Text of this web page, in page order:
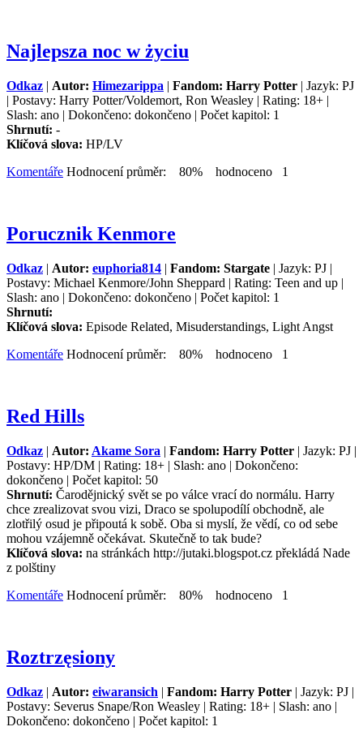
Najlepsza noc w życiu
Odkaz | Autor: Himezarippa | Fandom: Harry Potter | Jazyk: PJ
| Postavy: Harry Potter/Voldemort, Ron Weasley | Rating: 18+ |
Slash: ano | Dokončeno: dokončeno | Počet kapitol: 1
Shrnutí: -
Klíčová slova: HP/LV
Komentáře Hodnocení průměr: 80% hodnoceno 1
Porucznik Kenmore
Odkaz | Autor: euphoria814 | Fandom: Stargate | Jazyk: PJ |
Postavy: Michael Kenmore/John Sheppard | Rating: Teen and up |
Slash: ano | Dokončeno: dokončeno | Počet kapitol: 1
Shrnutí:
Klíčová slova: Episode Related, Misuderstandings, Light Angst
Komentáře Hodnocení průměr: 80% hodnoceno 1
Red Hills
Odkaz | Autor: Akame Sora | Fandom: Harry Potter | Jazyk: PJ |
Postavy: HP/DM | Rating: 18+ | Slash: ano | Dokončeno:
dokončeno | Počet kapitol: 50
Shrnutí: Čarodějnický svět se po válce vrací do normálu. Harry
chce zrealizovat svou vizi, Draco se spolupodílí obchodně, ale
zlotřilý osud je připoutá k sobě. Oba si myslí, že vědí, co od sebe
mohou vzájemně očekávat. Skutečně to tak bude?
Klíčová slova: na stránkách http://jutaki.blogspot.cz překládá Nade
z polštiny
Komentáře Hodnocení průměr: 80% hodnoceno 1
Roztrzęsiony
Odkaz | Autor: eiwaransich | Fandom: Harry Potter | Jazyk: PJ |
Postavy: Severus Snape/Ron Weasley | Rating: 18+ | Slash: ano |
Dokončeno: dokončeno | Počet kapitol: 1